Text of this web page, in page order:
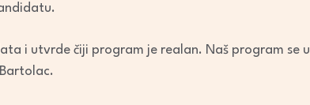
i utvrde čiji program je realan. Naš program se u